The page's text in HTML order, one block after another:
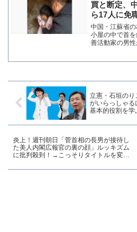
買と断定、
ら17人に免
中国・江蘇省
小屋の中で首
善活動家の男
立憲・石垣の
がいらっしゃ
基本的役割を学
ちは対案を出し
炎上！週刊朝日「菅首相の長男が接待し
た美人内閣広報官の裏の顔」ルッキズム
に批判殺到！→こっそりタイトルを変更